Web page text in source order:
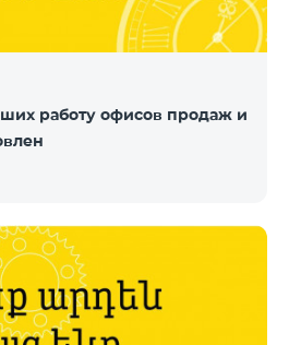
работу офисов продаж и